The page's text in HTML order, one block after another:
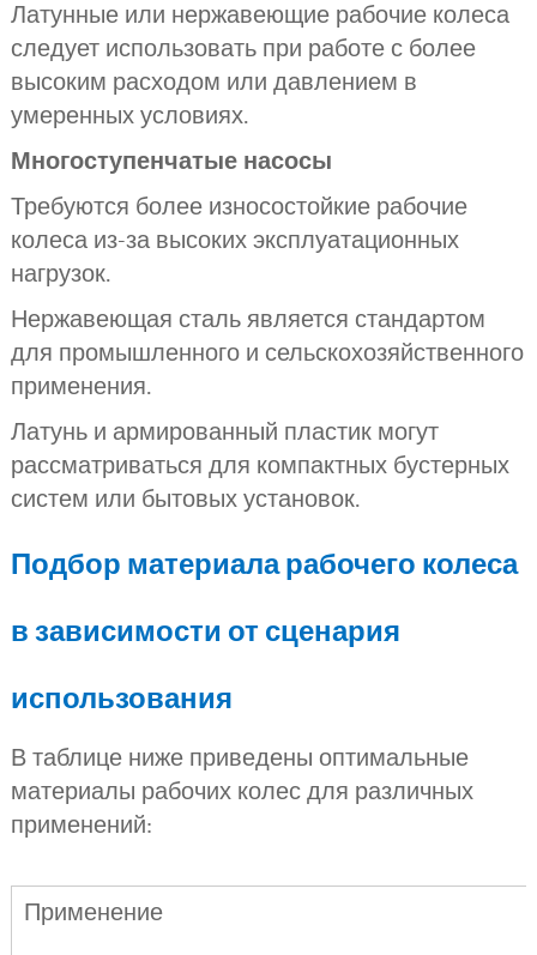
Латунные или нержавеющие рабочие колеса
следует использовать при работе с более
высоким расходом или давлением в
умеренных условиях.
Многоступенчатые насосы
Требуются более износостойкие рабочие
колеса из-за высоких эксплуатационных
нагрузок.
Нержавеющая сталь является стандартом
для промышленного и сельскохозяйственного
применения.
Латунь и армированный пластик могут
рассматриваться для компактных бустерных
систем или бытовых установок.
Подбор материала рабочего колеса
в зависимости от сценария
использования
В таблице ниже приведены оптимальные
материалы рабочих колес для различных
применений:
Применение